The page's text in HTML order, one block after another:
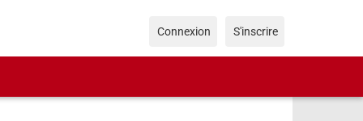
Connexion S'inscrire